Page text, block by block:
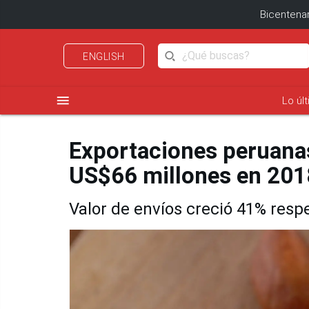
ENGLISH
menu Lo
Exportaciones
US$66 millones en
Valor de envíos creció 41%